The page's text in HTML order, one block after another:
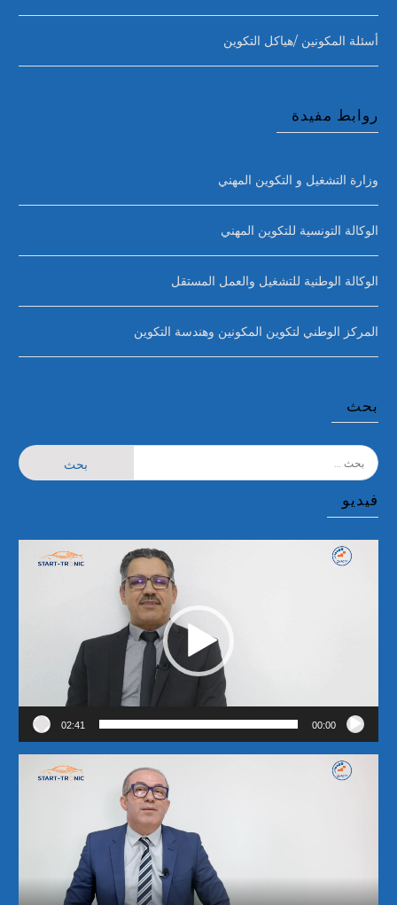
أسئلة المكونين /هياكل التكوين
روابط مفيدة
وزارة التشغيل و التكوين المهني
الوكالة التونسية للتكوين المهني
الوكالة الوطنية للتشغيل والعمل المستقل
المركز الوطني لتكوين المكونين وهندسة التكوين
بحث
البحث
عن:
فيديو
مشغل
00:00
02:41